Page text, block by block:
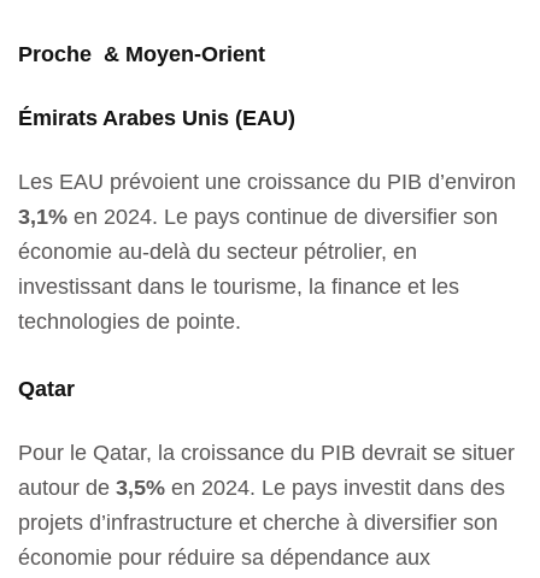
Proche & Moyen-Orient
Émirats Arabes Unis (EAU)
Les EAU prévoient une croissance du PIB d’environ
3,1% en 2024. Le pays continue de diversifier son
économie au-delà du secteur pétrolier, en
investissant dans le tourisme, la finance et les
technologies de pointe.
Qatar
Pour le Qatar, la croissance du PIB devrait se situer
autour de 3,5% en 2024. Le pays investit dans des
projets d’infrastructure et cherche à diversifier son
économie pour réduire sa dépendance aux